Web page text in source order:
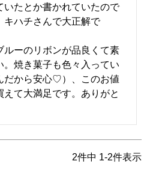
いたとか書かれていたので
キハチさんで大正解で
ーのリボンが品良くて素
焼き菓子も色々入ってい
だから安心♡）、このお値
て大満足です。ありがと
2件中 1-2件表示